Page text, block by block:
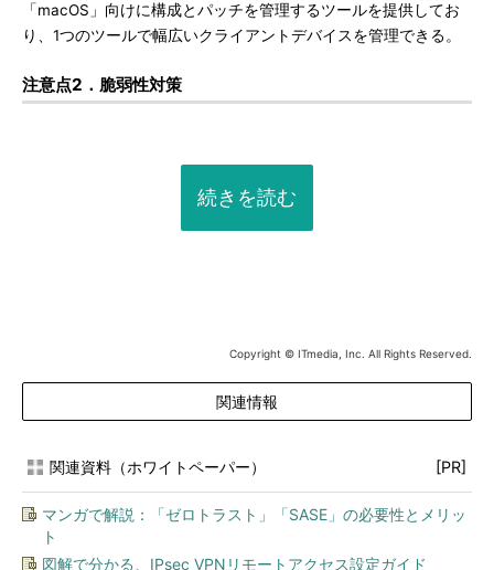
「macOS」向けに構成とパッチを管理するツールを提供してお
り、1つのツールで幅広いクライアントデバイスを管理できる。
注意点2．脆弱性対策
続きを読む
Copyright © ITmedia, Inc. All Rights Reserved.
関連情報
関連資料（ホワイトペーパー） [PR]
マンガで解説：「ゼロトラスト」「SASE」の必要性とメリッ
ト
図解で分かる、IPsec VPNリモートアクセス設定ガイド